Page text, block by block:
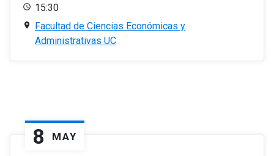
15:30
Facultad de Ciencias Económicas y
Administrativas UC
8 MAY